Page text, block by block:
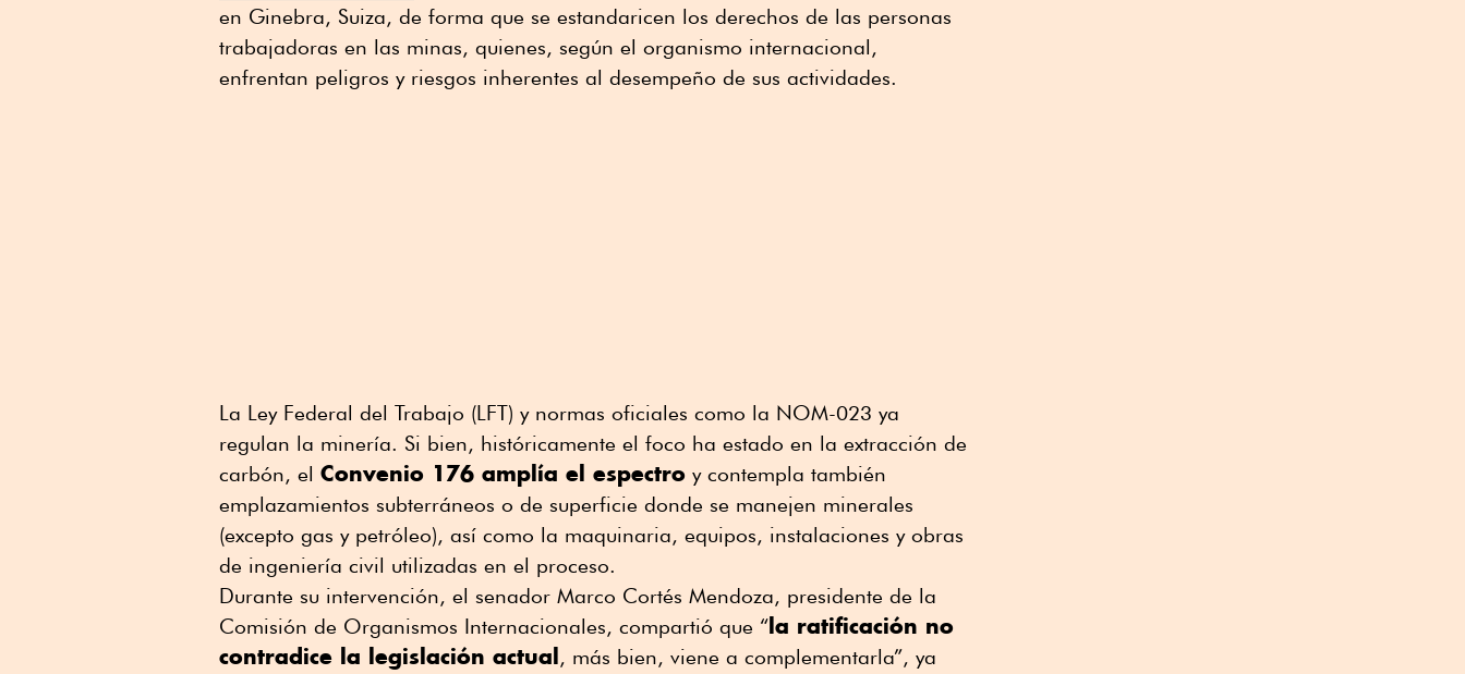
en Ginebra, Suiza, de forma que se estandaricen los derechos de las personas
trabajadoras en las minas, quienes, según el organismo internacional,
enfrentan peligros y riesgos inherentes al desempeño de sus actividades.
La Ley Federal del Trabajo (LFT) y normas oficiales como la NOM-023 ya
regulan la minería. Si bien, históricamente el foco ha estado en la extracción de
carbón, el Convenio 176 amplía el espectro y contempla también
emplazamientos subterráneos o de superficie donde se manejen minerales
(excepto gas y petróleo), así como la maquinaria, equipos, instalaciones y obras
de ingeniería civil utilizadas en el proceso.
Durante su intervención, el senador Marco Cortés Mendoza, presidente de la
Comisión de Organismos Internacionales, compartió que “ la ratificación no
contradice la legislación actual , más bien, viene a complementarla”, ya